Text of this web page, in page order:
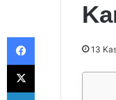
13
Facebook
X
LinkedIn